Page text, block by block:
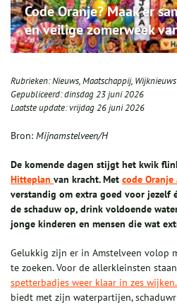
Code Oranje? Maak er
en veilige zomerweek
Rubrieken:Nieuws,Maatschappij, Wijknieuws
Gepubliceerd:dinsdag 23 juni 2026
Laatste update:vrijdag 26 juni 2026
Bron: Mijnamstelveen/H
De komende dagen stijgt het kwik
Hitteplan van kracht. Met code Oranje
verstandig om extra goed voor jezelf
de schaduw op, drink voldoende
jonge kinderen en mensen die wat
Gelukkig zijn er in Amstelveen volop
te zoeken. Voor de allerkleinsten
spetterbadjes weer klaar in zes wijken.
biedt met zijn waterpartijen,